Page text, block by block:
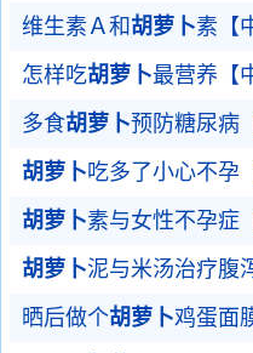
维生素Ａ和 胡萝卜素【
怎样吃胡萝卜最营养【
多食胡萝卜预防糖尿病
胡萝卜吃多了小心不孕
胡萝卜素与女性不孕症
胡萝卜泥与米汤治疗腹
晒后做个胡萝卜鸡蛋面